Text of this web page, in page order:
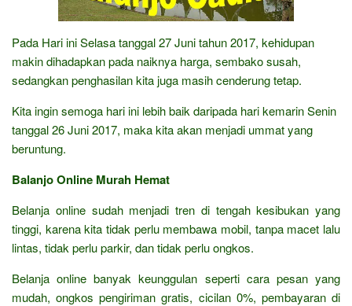
Pada Hari ini Selasa tanggal 27 Juni tahun 2017, kehidupan
makin dihadapkan pada naiknya harga, sembako susah,
sedangkan penghasilan kita juga masih cenderung tetap.
Kita ingin semoga hari ini lebih baik daripada hari kemarin Senin
tanggal 26 Juni 2017, maka kita akan menjadi ummat yang
beruntung.
Balanjo Online Murah Hemat
Belanja online sudah menjadi tren di tengah kesibukan yang
tinggi, karena kita tidak perlu membawa mobil, tanpa macet lalu
lintas, tidak perlu parkir, dan tidak perlu ongkos.
Belanja online banyak keunggulan seperti cara pesan yang
mudah, ongkos pengiriman gratis, cicilan 0%, pembayaran di